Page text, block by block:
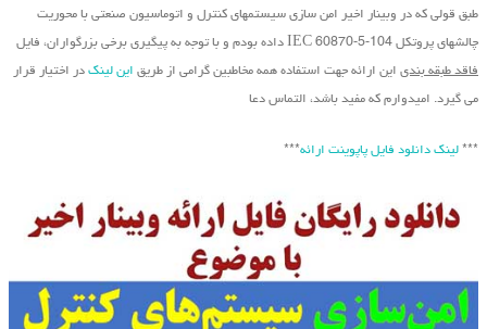
طبق قولی که در وبینار اخیر امن سازی سیستم‏های کنترل و اتوماسیون صنعتی با محوریت
چالشهای پروتکل IEC 60870-5-104 داده بودم و با توجه به پیگیری برخی بزرگواران، فایل
فاقد طبقه بندی این ارائه جهت استفاده همه مخاطبین گرامی از طریق این لینک در اختیار قرار
می گیرد. امیدوارم که مفید باشد، التماس دعا
*** لینک دانلود فایل پاپوینت ارائه***